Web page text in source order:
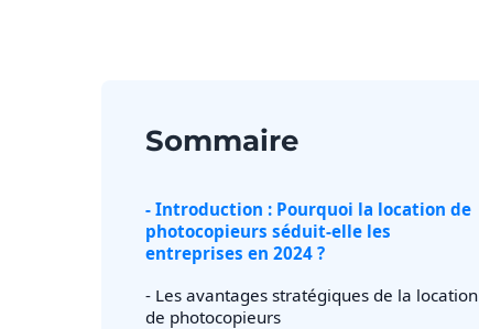
Sommaire
- Introduction : Pourquoi la location de
photocopieurs séduit-elle les
entreprises en 2024 ?
- Les avantages stratégiques de la location
de photocopieurs